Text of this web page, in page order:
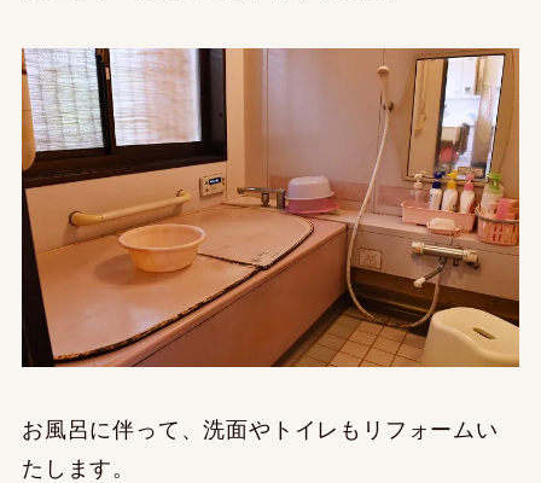
お風呂に伴って、洗面やトイレもリフォームい
たします。